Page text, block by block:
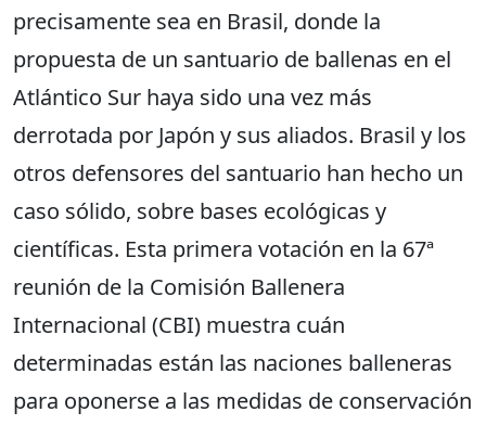
precisamente sea en Brasil, donde la
propuesta de un santuario de ballenas en el
Atlántico Sur haya sido una vez más
derrotada por Japón y sus aliados. Brasil y los
otros defensores del santuario han hecho un
caso sólido, sobre bases ecológicas y
científicas. Esta primera votación en la 67ª
reunión de la Comisión Ballenera
Internacional (CBI) muestra cuán
determinadas están las naciones balleneras
para oponerse a las medidas de conservación